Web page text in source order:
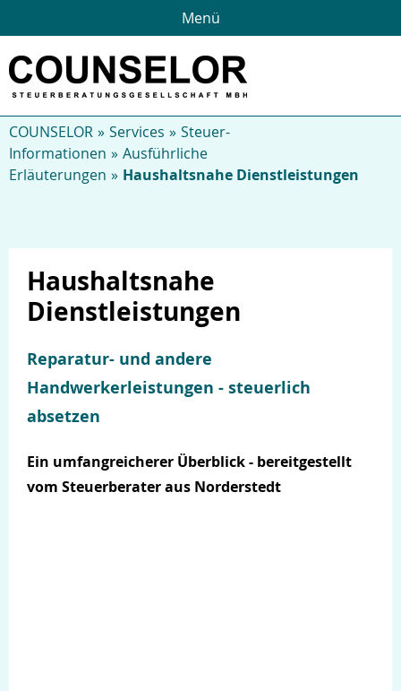
Menü
COUNSELOR Services
Steuer-
Informationen
Ausführliche
Erläuterungen
Haushaltsnahe Dienstleistungen
Haushaltsnahe
Dienstleistungen
Reparatur- und andere
Handwerkerleistungen - steuerlich
absetzen
Ein umfangreicherer Überblick - bereitgestellt
vom Steuerberater aus Norderstedt
Über uns